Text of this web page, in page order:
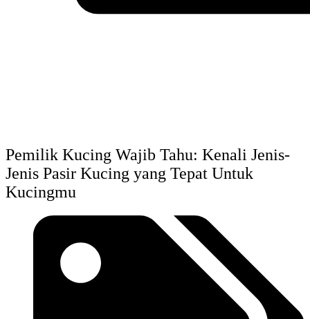
Pemilik Kucing Wajib Tahu: Kenali Jenis-
Jenis Pasir Kucing yang Tepat Untuk
Kucingmu